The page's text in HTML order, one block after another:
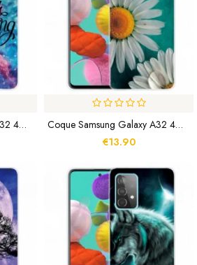
Coque Samsung Galaxy A32 4G Never Stop Dreaming
Coque Samsung Galaxy A32 4G Marguerite
€13.90